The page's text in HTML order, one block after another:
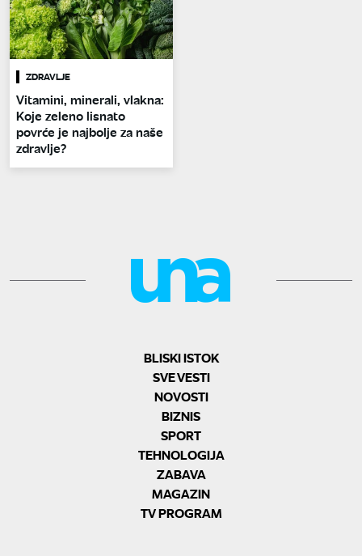
ZDRAVLJE
Vitamini, minerali, vlakna:
Koje zeleno lisnato
povrće je najbolje za naše
zdravlje?
BLISKI ISTOK
SVE VESTI
NOVOSTI
BIZNIS
SPORT
TEHNOLOGIJA
ZABAVA
MAGAZIN
TV PROGRAM